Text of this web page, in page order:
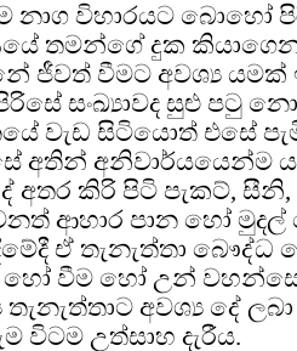
නාග විහාරයට බොහෝ
තමන්ගේ දුක
ජීවත් වීමට අවශ්‍ය යමක්
සංඛ්‍යාවද සුළු පටු
වැඩ සිටියොත් එසේ
අතින් අනිවාර්යයෙන්ම
අතර කිරි පිටි පැකට්,
ආහාර පාන හෝ මුදල්
ඒ තැනැත්තා
හෝ වීම හෝ උන්
අවශ්‍ය දේ
විටම උත්සාහ දැරීය.